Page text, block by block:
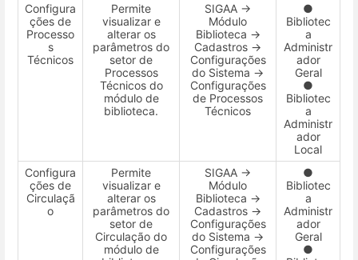
Configura
ções de
Processo
s
Técnicos
Permite
visualizar e
alterar os
parâmetros do
setor de
Processos
Técnicos do
módulo de
biblioteca.
SIGAA →
Módulo
Biblioteca →
Cadastros →
Configurações
do Sistema →
Configurações
de Processos
Técnicos
●
Bibliotec
a
Administr
ador
Geral
●
Bibliotec
a
Administr
ador
Local
Configura
ções de
Circulaçã
o
Permite
visualizar e
alterar os
parâmetros do
setor de
Circulação do
módulo de
SIGAA →
Módulo
Biblioteca →
Cadastros →
Configurações
do Sistema →
Configurações
●
Bibliotec
a
Administr
ador
Geral
●